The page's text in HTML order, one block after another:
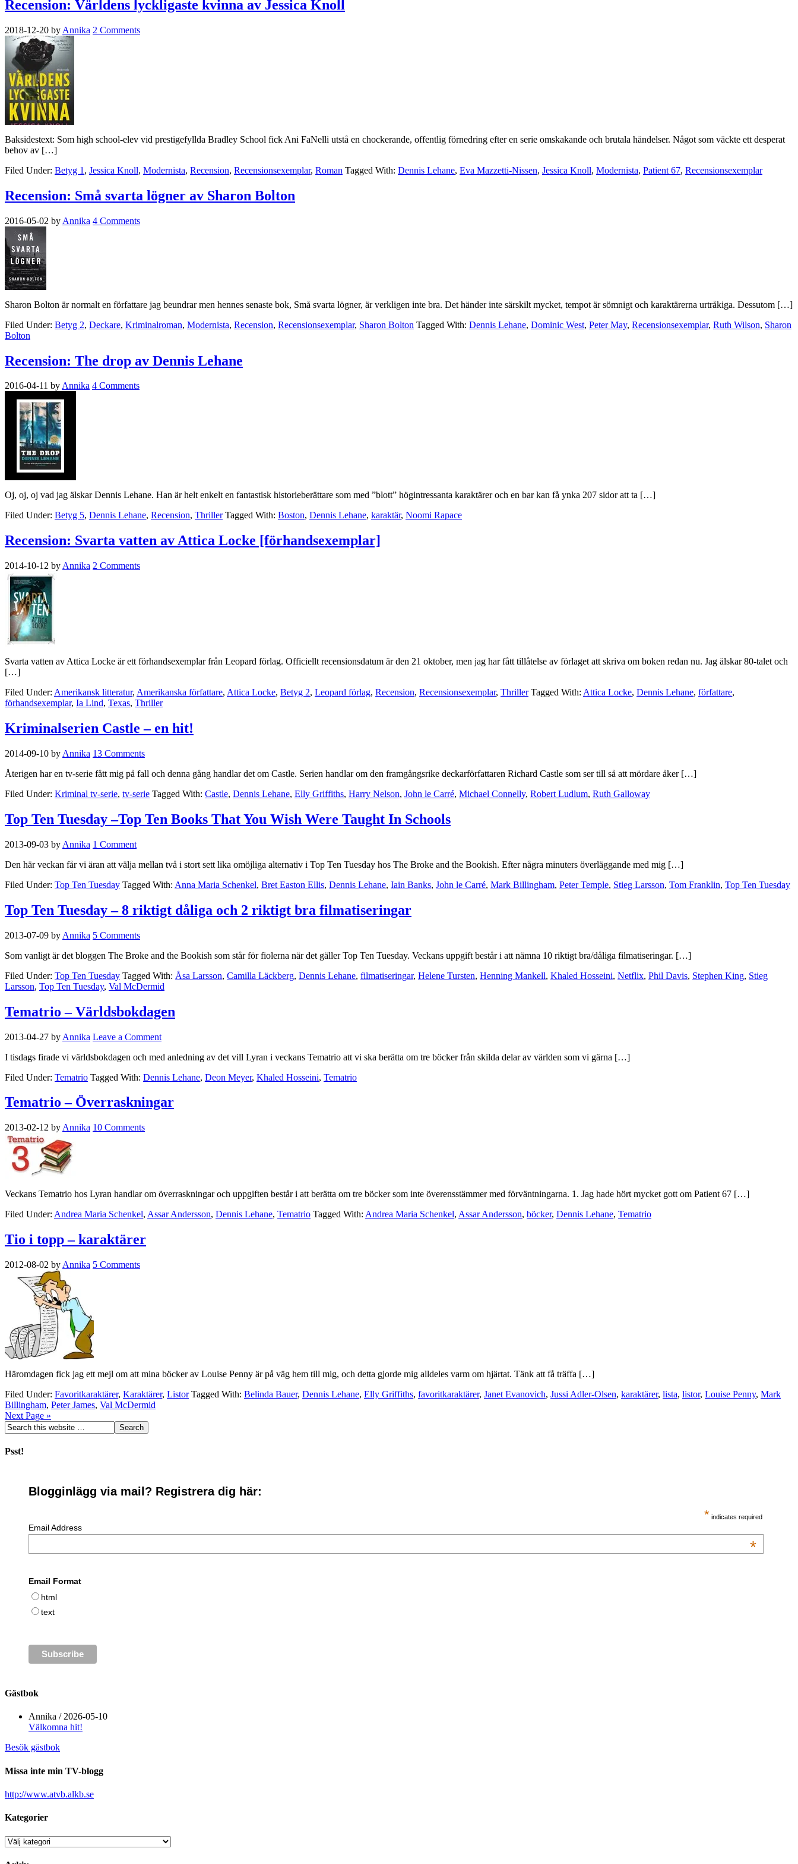
Recension: Världens lyckligaste kvinna av Jessica Knoll
2018-12-20 by Annika 2 Comments
Baksidestext: Som high school-elev vid prestigefyllda Bradley School fick Ani FaNelli utstå en chockerande, offentlig förnedring efter en serie omskakande och brutala händelser. Något som väckte ett desperat
behov av […]
Filed Under: Betyg 1 , Jessica Knoll, Modernista, Recension, Recensionsexemplar, Roman Tagged With: Dennis Lehane, Eva Mazzetti-Nissen, Jessica Knoll, Modernista, Patient 67, Recensionsexemplar
Recension: Små svarta lögner av Sharon Bolton
2016-05-02 by Annika 4 Comments
Sharon Bolton är normalt en författare jag beundrar men hennes senaste bok, Små svarta lögner, är verkligen inte bra. Det händer inte särskilt mycket, tempot är sömnigt och karaktärerna urtråkiga. Dessutom […]
Filed Under: Betyg 2, Deckare, Kriminalroman, Modernista, Recension, Recensionsexemplar, Sharon Bolton Tagged With: Dennis Lehane, Dominic West, Peter May, Recensionsexemplar, Ruth Wilson, Sharon
Bolton
Recension: The drop av Dennis Lehane
2016-04-11 byAnnika 4 Comments
Oj, oj, oj vad jag älskar Dennis Lehane. Han är helt enkelt en fantastisk historieberättare som med ”blott” högintressanta karaktärer och en bar kan få ynka 207 sidor att ta […]
Filed Under: Betyg 5, Dennis Lehane, Recension, Thriller Tagged With: Boston, Dennis Lehane, karaktär, Noomi Rapace
Recension: Svarta vatten av Attica Locke [förhandsexemplar]
2014-10-12 by Annika 2 Comments
Svarta vatten av Attica Locke är ett förhandsexemplar från Leopard förlag. Officiellt recensionsdatum är den 21 oktober, men jag har fått tillåtelse av förlaget att skriva om boken redan nu. Jag älskar 80-talet och
[…]
Filed Under: Amerikansk litteratur, Amerikanska författare, Attica Locke, Betyg 2, Leopard förlag, Recension, Recensionsexemplar, Thriller Tagged With: Attica Locke, Dennis Lehane, författare,
förhandsexemplar, Ia Lind, Texas, Thriller
Kriminalserien Castle – en hit!
2014-09-10 by Annika 13 Comments
Återigen har en tv-serie fått mig på fall och denna gång handlar det om Castle. Serien handlar om den framgångsrike deckarförfattaren Richard Castle som ser till så att mördare åker […]
Filed Under: Kriminal tv-serie, tv-serie Tagged With: Castle, Dennis Lehane, Elly Griffiths, Harry Nelson, John le Carré, Michael Connelly, Robert Ludlum, Ruth Galloway
Top Ten Tuesday –Top Ten Books That You Wish Were Taught In Schools
2013-09-03 by Annika 1 Comment
Den här veckan får vi äran att välja mellan två i stort sett lika omöjliga alternativ i Top Ten Tuesday hos The Broke and the Bookish. Efter några minuters överläggande med mig […]
Filed Under: Top Ten Tuesday Tagged With: Anna Maria Schenkel, Bret Easton Ellis, Dennis Lehane, Iain Banks, John le Carré, Mark Billingham, Peter Temple, Stieg Larsson, Tom Franklin, Top Ten Tuesday
Top Ten Tuesday – 8 riktigt dåliga och 2 riktigt bra filmatiseringar
2013-07-09 by Annika 5 Comments
Som vanligt är det bloggen The Broke and the Bookish som står för fiolerna när det gäller Top Ten Tuesday. Veckans uppgift består i att nämna 10 riktigt bra/dåliga filmatiseringar. […]
Filed Under: Top Ten Tuesday Tagged With: Åsa Larsson, Camilla Läckberg, Dennis Lehane, filmatiseringar, Helene Tursten, Henning Mankell, Khaled Hosseini, Netflix, Phil Davis, Stephen King, Stieg
Larsson, Top Ten Tuesday, Val McDermid
Tematrio – Världsbokdagen
2013-04-27 by Annika Leave a Comment
I tisdags firade vi världsbokdagen och med anledning av det vill Lyran i veckans Tematrio att vi ska berätta om tre böcker från skilda delar av världen som vi gärna […]
Filed Under: Tematrio Tagged With: Dennis Lehane, Deon Meyer, Khaled Hosseini, Tematrio
Tematrio – Överraskningar
2013-02-12 by Annika 10 Comments
Veckans Tematrio hos Lyran handlar om överraskningar och uppgiften består i att berätta om tre böcker som inte överensstämmer med förväntningarna. 1. Jag hade hört mycket gott om Patient 67 […]
Filed Under: Andrea Maria Schenkel, Assar Andersson, Dennis Lehane, Tematrio Tagged With: Andrea Maria Schenkel, Assar Andersson, böcker, Dennis Lehane, Tematrio
Tio i topp – karaktärer
2012-08-02 by Annika 5 Comments
Häromdagen fick jag ett mejl om att mina böcker av Louise Penny är på väg hem till mig, och detta gjorde mig alldeles varm om hjärtat. Tänk att få träffa […]
Filed Under: Favoritkaraktärer, Karaktärer, Listor Tagged With: Belinda Bauer, Dennis Lehane, Elly Griffiths, favoritkaraktärer, Janet Evanovich, Jussi Adler-Olsen, karaktärer, lista, listor, Louise Penny, Mark
Billingham, Peter James, Val McDermid
Next Page »
Psst!
Blogginlägg via mail? Registrera dig här:
* indicates required
Email Address
*
Email Format
html
text
Gästbok
Annika /2026-05-10
Välkomna hit!
Besök gästbok
Missa inte min TV-blogg
http://www.atvb.alkb.se
Kategorier
Kategorier